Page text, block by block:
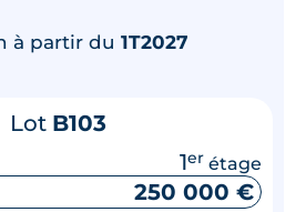
à partir du 1T2027
Lot B103
1er étage
250 000 €